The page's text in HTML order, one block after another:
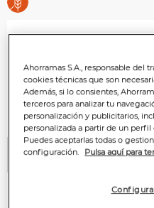
Anterior
Ahorramas S.A., responsable del
cookies técnicas que son
Además, si lo consientes,
terceros para analizar tu
personalización y publicitarios,
personalizada a partir de un
Puedes aceptarlas todas o
configuración.
Pulsa aquí para